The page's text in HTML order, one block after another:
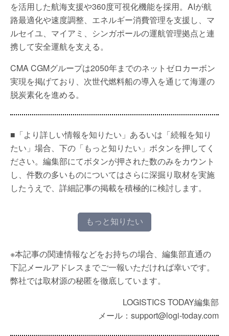
を活用した航海支援や360度可視化機能を採用。AIが航
路最適化や速度調整、エネルギー消費管理を支援し、マ
ルセイユ、マイアミ、シンガポールの運航管理拠点と連
携して安全運航を支える。
CMA CGMグループは2050年までのネットゼロカーボン
実現を掲げており、次世代燃料船の導入を通じて海運の
脱炭素化を進める。
■「より詳しい情報を知りたい」あるいは「続報を知り
たい」場合、下の「もっと知りたい」ボタンを押してく
ださい。編集部にてボタンが押された数のみをカウント
し、件数の多いものについてはさらに深掘り取材を実施
したうえで、詳細記事の掲載を積極的に検討します。
もっと知りたい
※本記事の関連情報などをお持ちの場合、編集部直通の
下記メールアドレスまでご一報いただければ幸いです。
弊社では取材源の秘匿を徹底しています。
LOGISTICS TODAY編集部
メール：support@logi-today.com